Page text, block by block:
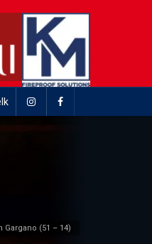
Gargano (51 – 14)